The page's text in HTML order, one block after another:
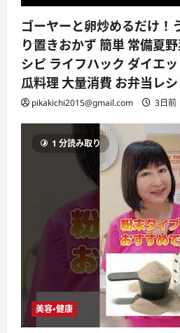
ゴーヤーと卵炒めるだけ！
り置きおかず 簡単 常備夏
シピ ライフハック ダイエ
瓜料理 大量消費 お弁当レシ
pikakichi2015@gmail.com 3日前
1 分読み取り
美容・健康